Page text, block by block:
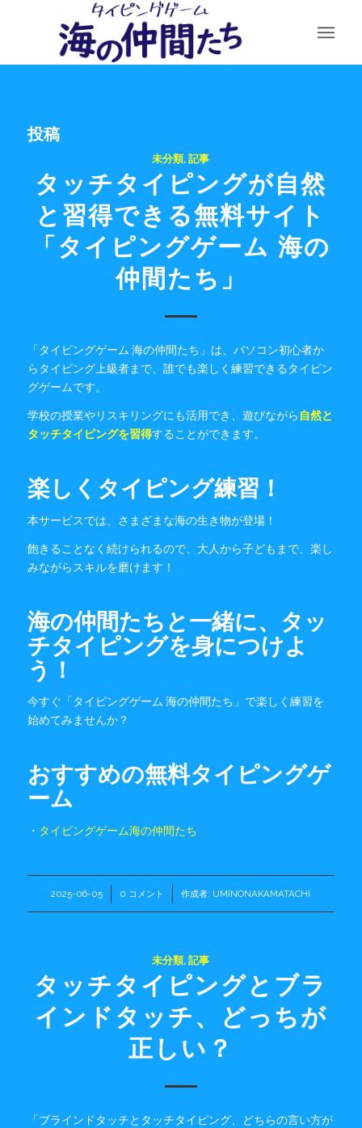
投稿
未分類,記事
タッチタイピングが自然
と習得できる無料サイト
「タイピングゲーム 海の
仲間たち」
「タイピングゲーム 海の仲間たち」は、パソコン初心者か
らタイピング上級者まで、誰でも楽しく練習できるタイピン
グゲームです。
学校の授業やリスキリングにも活用でき、遊びながら 自然と
タッチタイピングを習得することができます。
楽しくタイピング練習！
本サービスでは、さまざまな海の生き物が登場！
飽きることなく続けられるので、大人から子どもまで、楽し
みながらスキルを磨けます！
海の仲間たちと一緒に、タッ
チタイピングを身につけよ
う！
今すぐ「タイピングゲーム 海の仲間たち」で楽しく練習を
始めてみませんか？
おすすめの無料タイピングゲ
ーム
・ タイピングゲーム海の仲間たち
2025-06-05
/ 0 コメント
/ 作成者: UMINONAKAMATACHI
未分類,記事
タッチタイピングとブラ
インドタッチ、どっちが
正しい？
「ブラインドタッチとタッチタイピング、どちらの言い方が